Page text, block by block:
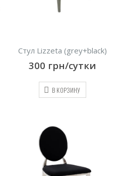
Стул Lizzeta (grey+black)
300 грн/сутки
В КОРЗИНУ